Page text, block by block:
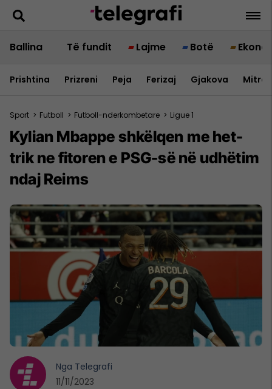
Ballina Të fundit Lajme Botë
Prishtina Prizreni Peja Ferizaj Gjakova
Sport > Futboll > Futboll-nderkombetare > Ligue 1
Kylian Mbappe shkëlqen me het-
trik ne fitoren e PSG-së në udhëtim
ndaj Reims
Nga Telegrafi
11/11/2023